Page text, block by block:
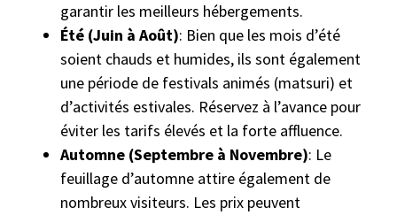
garantir les meilleurs hébergements.
Été (Juin à Août): Bien que les mois d’été
soient chauds et humides, ils sont également
une période de festivals animés (matsuri) et
d’activités estivales. Réservez à l’avance pour
éviter les tarifs élevés et la forte affluence.
Automne (Septembre à Novembre): Le
feuillage d’automne attire également de
nombreux visiteurs. Les prix peuvent